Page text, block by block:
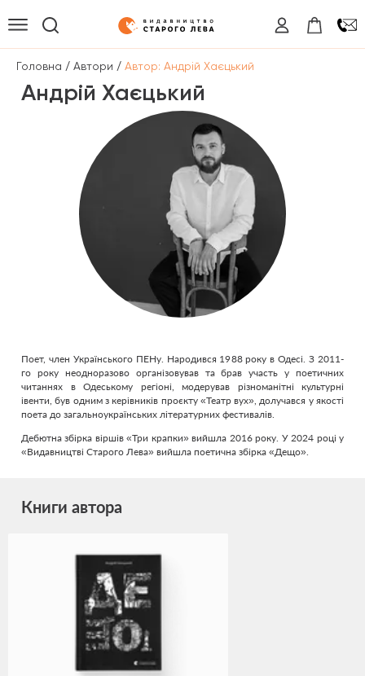
Головна / Автори / Автор: Андрій Хаєцький
Андрій Хаєцький
Поет, член Українського ПЕНу. Народився 1988 року в Одесі. З 2011-
го року неодноразово організовував та брав участь у поетичних
читаннях в Одеському регіоні, модерував різноманітні культурні
івенти, був одним з керівників проєкту «Театр вух», долучався у якості
поета до загальноукраїнських літературних фестивалів.
Дебютна збірка віршів «Три крапки» вийшла 2016 року. У 2024 році у
«Видавництві Старого Лева» вийшла поетична збірка «Дещо».
Книги автора